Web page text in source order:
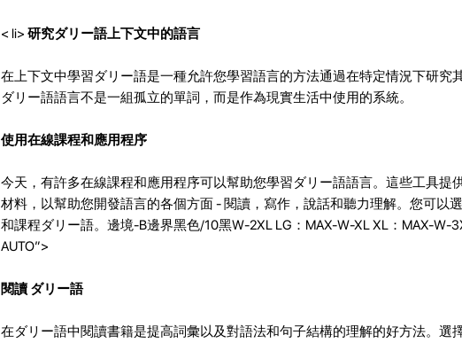
< li> 研究ダリー語上下文中的語言
在上下文中學習ダリー語是一種允許您學習語言的方法通過在特定情況下研究
ダリー語語言不是一組孤立的單詞，而是作為現實生活中使用的系統。
使用在線課程和應用程序
今天，有許多在線課程和應用程序可以幫助您學習ダリー語語言。這些工具提
材料，以幫助您開發語言的各個方面 - 閱讀，寫作，說話和聽力理解。您可以
和課程ダリー語。邊境-B邊界黑色/10黑W-2XL LG：MAX-W-XL XL：MAX-W-
AUTO”>
閱讀 ダリー語
在ダリー語中閱讀書籍是提高詞彙以及對語法和句子結構的理解的好方法。選